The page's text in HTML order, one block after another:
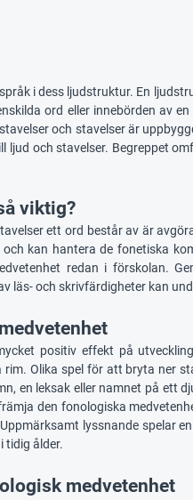
i dess ljudstruktur. En
ord eller innebörden av
och stavelser är
ljud och stavelser. Begreppet
viktig?
ett ord består av är
kan hantera de fonetiska
redan i förskolan.
läs- och skrivfärdigheter kan
positiv effekt på
Olika spel för att bryta ner
en leksak eller namnet på ett
den fonologiska
lyssnande spelar
tidig ålder.
medvetenhet